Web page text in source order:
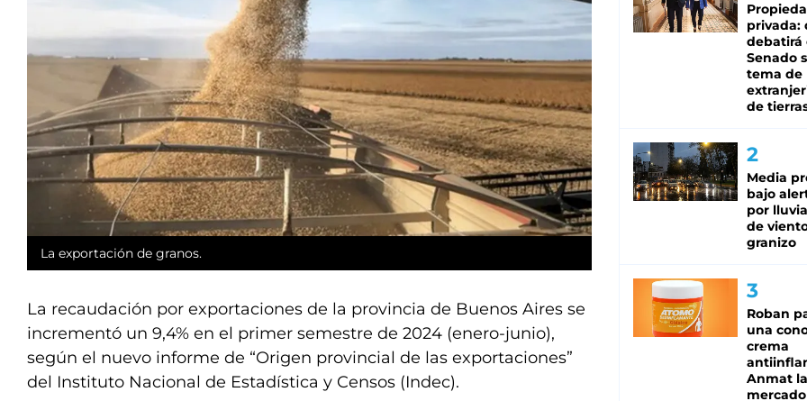
La exportación de granos.
La recaudación por exportaciones de la provincia de Buenos Aires se
incrementó un 9,4% en el primer semestre de 2024 (enero-junio),
según el nuevo informe de “Origen provincial de las exportaciones”
del Instituto Nacional de Estadística y Censos (Indec).
privada:
debatirá
Senado
tema de
de
Media
bajo
por
de
granizo
Roban
una
crema
Anmat
mercado